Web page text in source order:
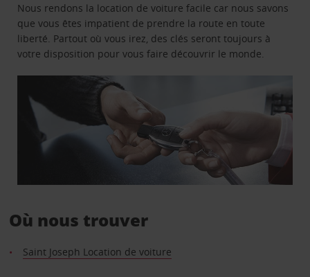
Nous rendons la location de voiture facile car nous savons
que vous êtes impatient de prendre la route en toute
liberté. Partout où vous irez, des clés seront toujours à
votre disposition pour vous faire découvrir le monde.
Où nous trouver
Saint Joseph Location de voiture